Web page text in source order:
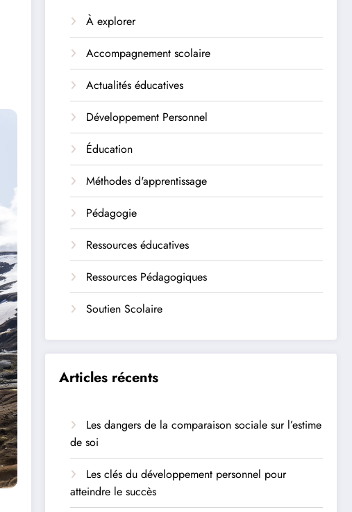
À explorer
Accompagnement scolaire
Actualités éducatives
Développement Personnel
Éducation
Méthodes d'apprentissage
Pédagogie
Ressources éducatives
Ressources Pédagogiques
Soutien Scolaire
Articles récents
Les dangers de la comparaison sociale sur l’estime
de soi
Les clés du développement personnel pour
atteindre le succès